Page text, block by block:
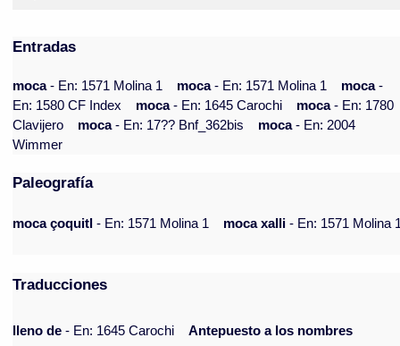
Entradas
moca- En: 1571 Molina 1 moca- En: 1571 Molina 1 moca-
En: 1580 CF Index
moca- En: 1645 Carochi moca- En: 1780
Clavijero
moca- En: 17?? Bnf_362bis moca- En: 2004
Wimmer
Paleografía
moca çoquitl - En: 1571 Molina 1 moca xalli - En: 1571 Molina
Traducciones
lleno de - En: 1645 Carochi
Antepuesto a los nombres